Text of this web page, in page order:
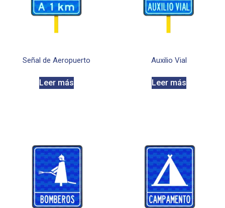
Señal de Aeropuerto
Leer más
Auxilio Vial
Leer más